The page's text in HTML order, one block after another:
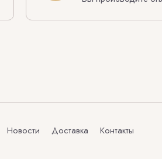
Новости Доставка Контакты